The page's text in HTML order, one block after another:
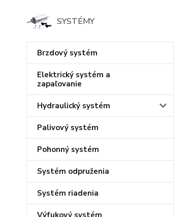
SYSTÉMY
Brzdový systém
Elektrický systém a
zapaľovanie
Hydraulický systém
Palivový systém
Pohonný systém
Systém odpruženia
Systém riadenia